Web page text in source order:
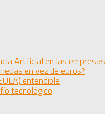
Artificial en las empresas
en vez de euros?
entendible
tecnológico